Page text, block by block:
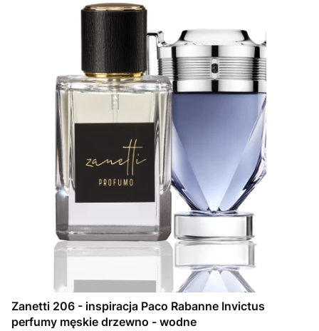
Zanetti 206 - inspiracja Paco Rabanne Invictus
perfumy męskie drzewno - wodne